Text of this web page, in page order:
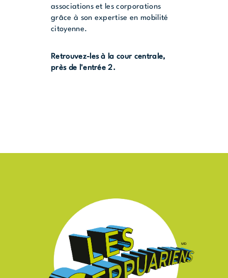
associations et les corporations
grâce à son expertise en mobilité
citoyenne.
Retrouvez-les à la cour centrale,
près de l'entrée 2.